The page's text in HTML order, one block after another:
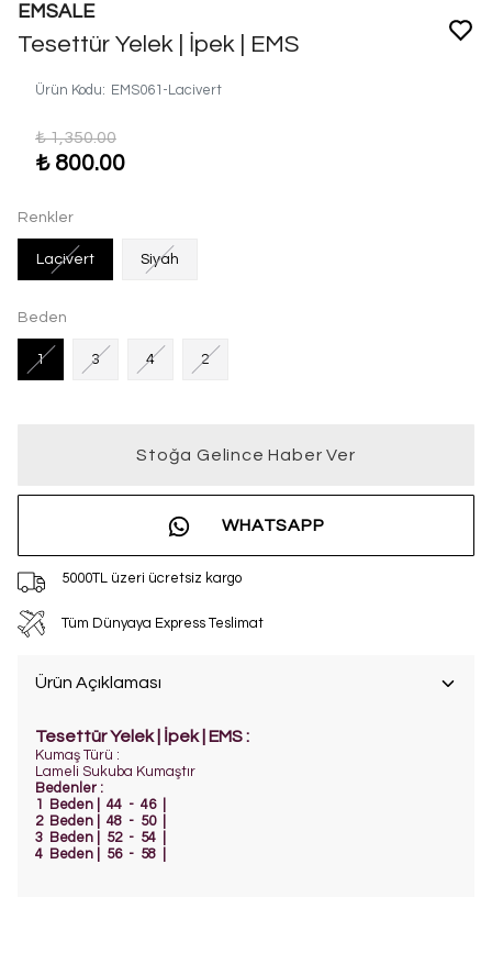
EMSALE
Tesettür Yelek | İpek | EMS
Ürün Kodu: EMS061-Lacivert
₺ 1,350.00
₺ 800.00
Renkler
Lacivert Siyah
Beden
1 3 4 2
Stoğa Gelince Haber Ver
WHATSAPP
5000TL üzeri ücretsiz kargo
Tüm Dünyaya Express Teslimat
Ürün Açıklaması
Tesettür Yelek | İpek | EMS :
Kumaş Türü :
Lameli Sukuba Kumaştır
Bedenler :
1 Beden | 44 - 46 |
2 Beden | 48 - 50 |
3 Beden | 52 - 54 |
4 Beden | 56 - 58 |